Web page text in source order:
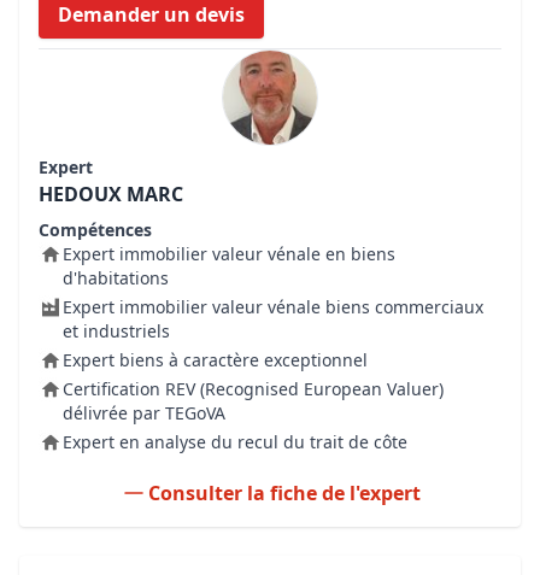
Demander un devis
Expert
HEDOUX MARC
Compétences
Expert immobilier valeur vénale en biens
d'habitations
Expert immobilier valeur vénale biens commerciaux
et industriels
Expert biens à caractère exceptionnel
Certification REV (Recognised European Valuer)
délivrée par TEGoVA
Expert en analyse du recul du trait de côte
Consulter la fiche de l'expert